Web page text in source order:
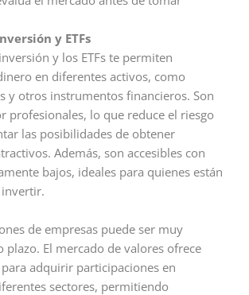
y ETFs
y los ETFs te permiten
en diferentes activos, como
y otros instrumentos financieros. Son
profesionales, lo que reduce el riesgo
las posibilidades de obtener
Además, son accesibles con
bajos, ideales para quienes están
de empresas puede ser muy
plazo. El mercado de valores ofrece
adquirir participaciones en
sectores, permitiendo